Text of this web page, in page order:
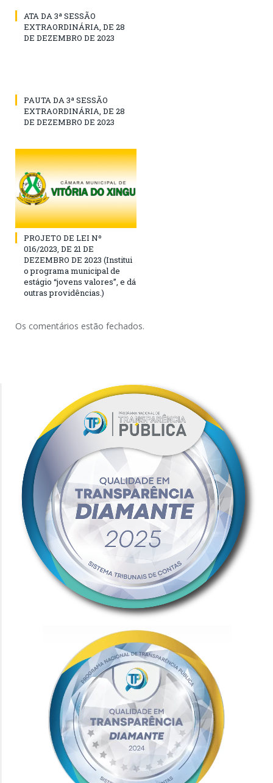
ATA DA 3ª SESSÃO
EXTRAORDINÁRIA, DE 28
DE DEZEMBRO DE 2023
PAUTA DA 3ª SESSÃO
EXTRAORDINÁRIA, DE 28
DE DEZEMBRO DE 2023
PROJETO DE LEI Nº
016/2023, DE 21 DE
DEZEMBRO DE 2023 (Institui
o programa municipal de
estágio “jovens valores”, e dá
outras providências.)
Os comentários estão fechados.